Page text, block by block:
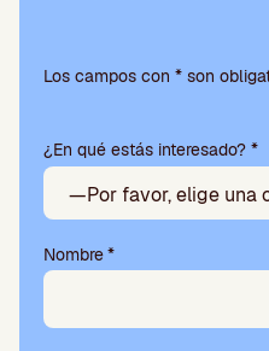
favor,
campo
vacío.
Los campos con * son
¿En qué estás interesado? *
Nombre*